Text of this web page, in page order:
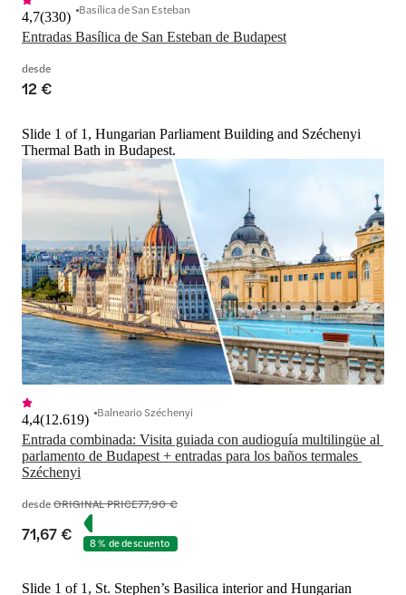
Entradas Basílica de San Esteban de Budapest
4,7(330) Basílica de San Esteban
desde
12 €
Slide 1 of 1, Hungarian Parliament Building and Széchenyi
Thermal Bath in Budapest.
Entrada combinada: Visita guiada con audioguía multilingüe al
parlamento de Budapest + entradas para los baños termales
Széchenyi
4,4(12.619) Balneario Széchenyi
desdeORIGINAL PRICE77,90 €
71,67 € 8 % de descuento
Slide 1 of 1, St. Stephen’s Basilica interior and Hungarian